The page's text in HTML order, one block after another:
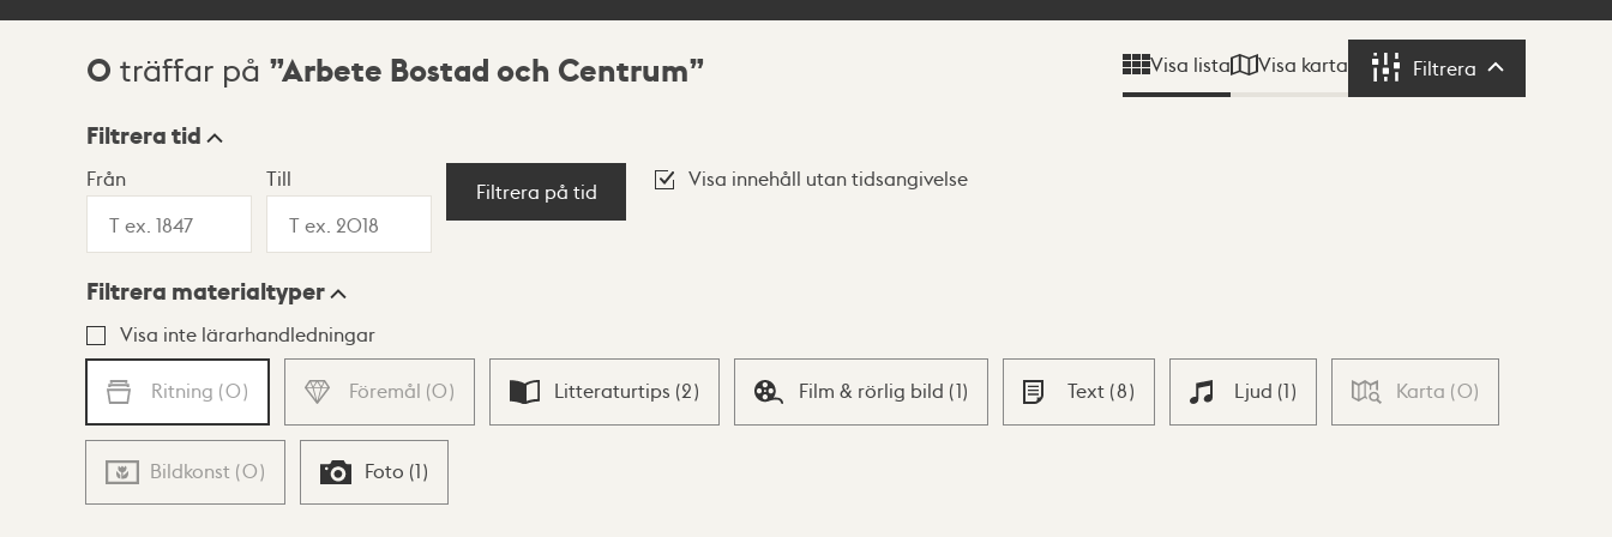
Sökresultat
0 träffar på Arbete Bostad och Centrum Visa lista Visa karta Filtrera Filtrera
Visningsläge
Lista Karta
Filtrera tid
Från Till
Filtrera på tid
Visa innehåll utan tidsangivelse
Filtrera materialtyper
Visa inte lärarhandledningar
Ritning (0) Föremål (0) Litteraturtips (2) Film & rörlig bild (1) Text (8) Ljud (1) Karta (0)
Bildkonst (0) Foto (1)